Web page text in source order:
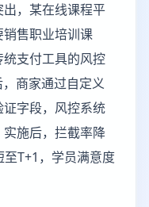
，某在线课程平
售职业培训课
支付工具的风控
商家通过自定义
字段，风控系统
施后，拦截率降
T+1，学员满意度